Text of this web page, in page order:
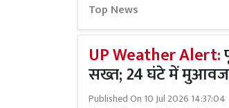
Top News
UP Weather Alert:
सख्त; 24 घंटे में
Published On 10 Jul 2026 14:37:04